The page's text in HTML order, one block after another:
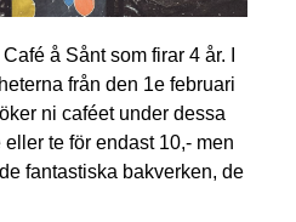
å Sånt som firar 4 år. I
från den 1e februari
ni caféet under dessa
te för endast 10,- men
fantastiska bakverken, de